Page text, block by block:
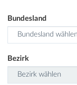
Bundesland
Bezirk